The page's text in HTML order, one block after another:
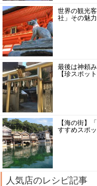
世界の観光
社」その魅
最後は神頼
【珍スポット
【海の街】
すすめスポ
人気店のレシピ記事